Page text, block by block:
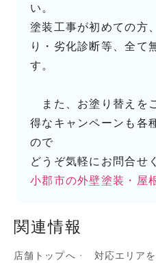
い。
塗装工事が初めての方
り・劣化診断等、全て
す。
また、お塗り替えを
得なキャンペーンも各
ので
どうぞ気軽にお問合せ
小郡市の外壁塗装・屋
関連情報
店舗トップへ 対応エリア